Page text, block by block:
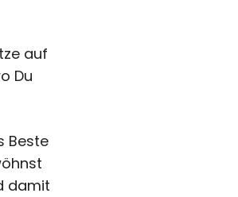
auf
Du
Beste
damit